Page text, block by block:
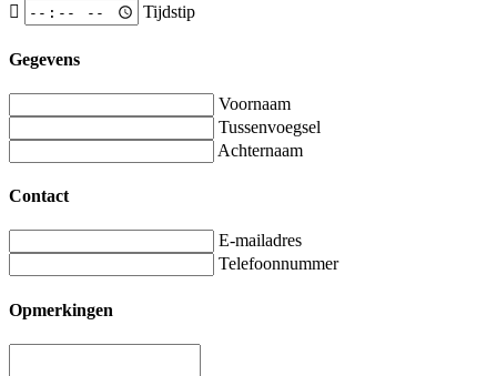
Tijdstip
Gegevens
Voornaam
Tussenvoegsel
Achternaam
Contact
E-mailadres
Telefoonnummer
Opmerkingen